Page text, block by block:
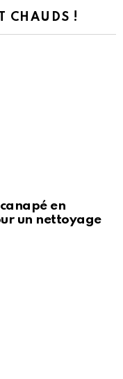
CHAUDS !
en
un nettoyage